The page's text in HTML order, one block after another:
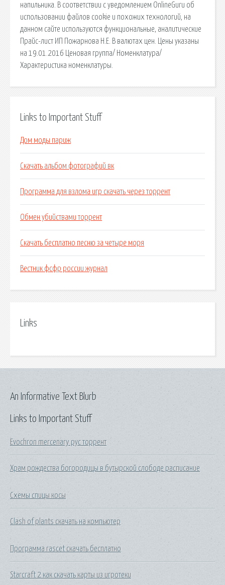
напильника. В соответствии с уведомлением OnlineGuru об
использовании файлов cookie и похожих технологий, на
данном сайте используются функциональные, аналитические
Прайс-лист ИП Пожарнова Н.Е. В валютах цен. Цены указаны
на 19.01.2016 Ценовая группа/ Номенклатура/
Характеристика номенклатуры.
Links to Important Stuff
Дом моды париж
Скачать альбом фотографий вк
Программа для взлома игр скачать через торрент
Обмен убийствами торрент
Скачать бесплатно песню за четыре моря
Вестник фсфр россии журнал
Links
Links to Important Stuff
Evochron mercenary рус торрент
Храм рождества богородицы в бутырской слободе расписание
Схемы спицы косы
Clash of plants скачать на компьютер
Программа rascet скачать бесплатно
Starcraft 2 как скачать карты из игротеки
An Informative Text Blurb